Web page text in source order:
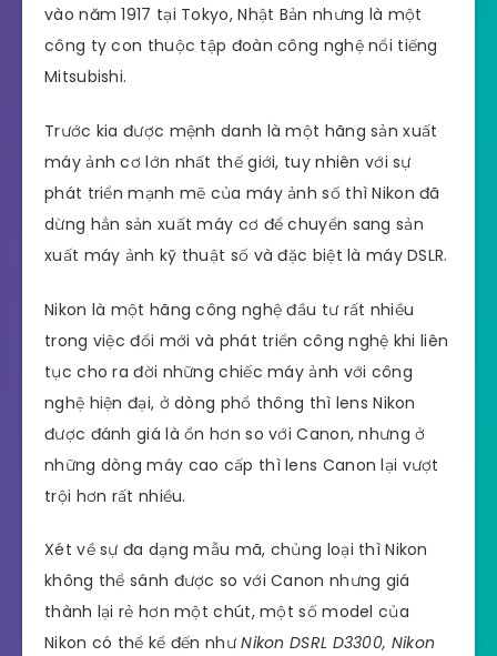
vào năm 1917 tại Tokyo, Nhật Bản nhưng là một
công ty con thuộc tập đoàn công nghệ nổi tiếng
Mitsubishi.
Trước kia được mệnh danh là một hãng sản xuất
máy ảnh cơ lớn nhất thế giới, tuy nhiên với sự
phát triển mạnh mẽ của máy ảnh số thì Nikon đã
dừng hẳn sản xuất máy cơ để chuyển sang sản
xuất máy ảnh kỹ thuật số và đặc biệt là máy DSLR.
Nikon là một hãng công nghệ đầu tư rất nhiều
trong việc đổi mới và phát triển công nghệ khi liên
tục cho ra đời những chiếc máy ảnh với công
nghệ hiện đại, ở dòng phổ thông thì lens Nikon
được đánh giá là ổn hơn so với Canon, nhưng ở
những dòng máy cao cấp thì lens Canon lại vượt
trội hơn rất nhiều.
Xét về sự đa dạng mẫu mã, chủng loại thì Nikon
không thể sánh được so với Canon nhưng giá
thành lại rẻ hơn một chút, một số model của
Nikon có thể kể đến nhưNikon DSRL D3300, Nikon